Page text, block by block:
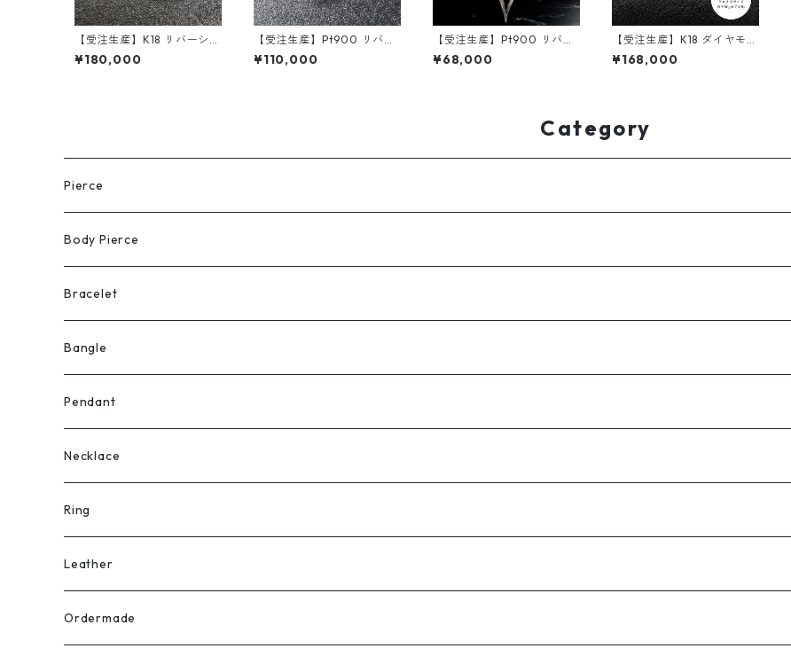
【受注生産】K18 リバーシブ
ルペンダント | 額縁風ペンダ
ント ラウンド | ダイヤモン
¥180,000
【受注生産】Pt900 リバー
シブルペンダント｜馬蹄-ホ
ースシュー｜50g喜平まで
¥110,000
【受注生産】Pt900 リバー
シブルペンダント｜額縁フ
レーム〈ロンバス 30g用〉
¥68,000
【受注生産】K18 ダイヤモン
ドペンダント｜クロスモチ
ーフ｜Mサイズ｜50g喜平ま
¥168,000
Category
Pierce
Body Pierce
Bracelet
Bangle
Pendant
Necklace
Ring
Leather
Ordermade